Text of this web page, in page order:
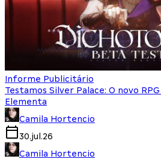
Informe Publicitário
Testamos Silver Palace: O novo
Elementa
Camila Hortencio
30.jul.26
Camila Hortencio